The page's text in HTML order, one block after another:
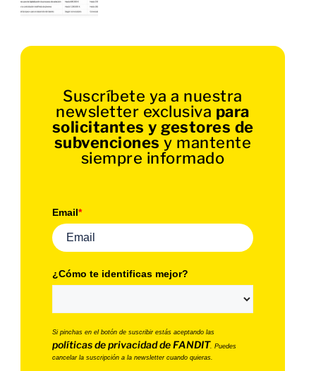
Suscríbete ya a nuestra
newsletter exclusiva para
solicitantes y gestores de
subvenciones y mantente
siempre informado
Email*
¿Cómo te identificas mejor?
Si pinchas en el botón de suscribir estás aceptando las
políticas de privacidad de FANDIT . Puedes
cancelar la suscripción a la newsletter cuando quieras.